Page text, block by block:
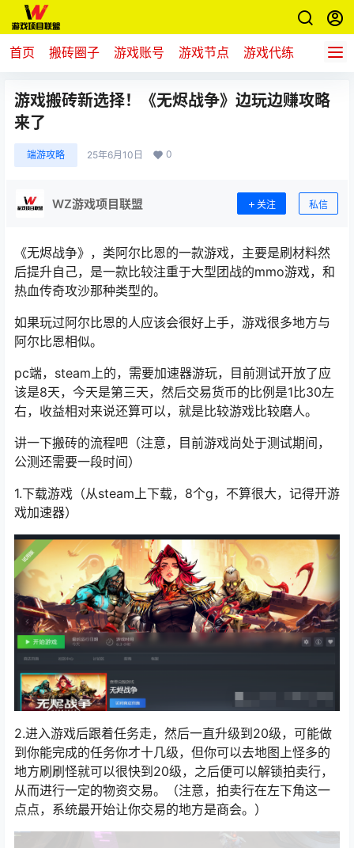
首页 搬砖圈子 游戏账号 游戏节点 游戏代练 新游推
游戏搬砖新选择！《无烬战争》边玩边赚攻略
来了
端游攻略 25年6月10日 0
WZ游戏项目联盟 关注 私信
《无烬战争》，类阿尔比恩的一款游戏，主要是刷材料然
后提升自己，是一款比较注重于大型团战的mmo游戏，和
热血传奇攻沙那种类型的。
如果玩过阿尔比恩的人应该会很好上手，游戏很多地方与
阿尔比恩相似。
pc端，steam上的，需要加速器游玩，目前测试开放了应
该是8天，今天是第三天，然后交易货币的比例是1比30左
右，收益相对来说还算可以，就是比较游戏比较磨人。
讲一下搬砖的流程吧（注意，目前游戏尚处于测试期间，
公测还需要一段时间）
1.下载游戏（从steam上下载，8个g，不算很大，记得开游
戏加速器）
2.进入游戏后跟着任务走，然后一直升级到20级，可能做
到你能完成的任务你才十几级，但你可以去地图上怪多的
地方刷刷怪就可以很快到20级，之后便可以解锁拍卖行，
从而进行一定的物资交易。（注意，拍卖行在左下角这一
点点，系统最开始让你交易的地方是商会。）